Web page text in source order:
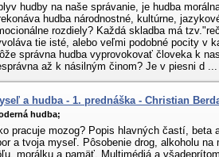
hudby na naše správanie, je hudba
hudba národnostné, kultúrne,
rozdiely? Každá skladba má
tie isté, alebo veľmi podobné pocity v
správna hudba vyprovokovať človeka k
až k násilným činom? Je v piesni d ...
a hudba - 1. prednáška - Christian
hudba;
pracuje mozog? Popis hlavných častí, beta
a tvoja myseľ. Pôsobenie drog, alkoholu na
morálku a pamäť. Multimédiá a